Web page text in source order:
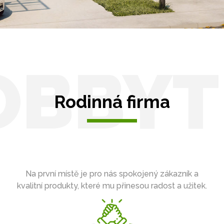
Rodinná firma
Na první místě je pro nás spokojený zákazník a
kvalitní produkty, které mu přinesou radost a užitek.